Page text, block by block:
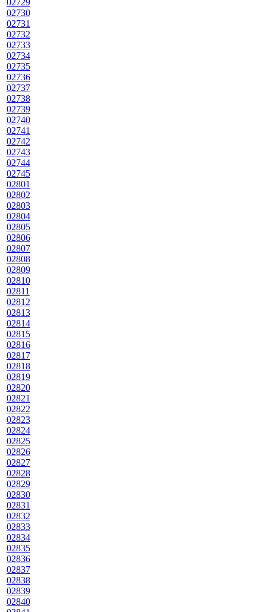
02729
02730
02731
02732
02733
02734
02735
02736
02737
02738
02739
02740
02741
02742
02743
02744
02745
02801
02802
02803
02804
02805
02806
02807
02808
02809
02810
02811
02812
02813
02814
02815
02816
02817
02818
02819
02820
02821
02822
02823
02824
02825
02826
02827
02828
02829
02830
02831
02832
02833
02834
02835
02836
02837
02838
02839
02840